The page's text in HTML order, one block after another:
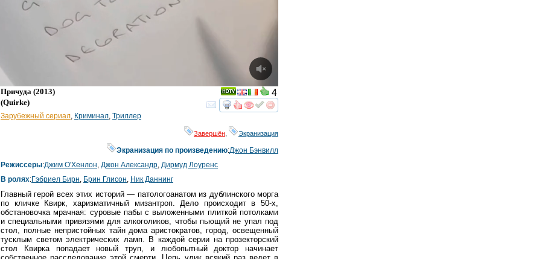
смотретьинтересует
4
Причуда (2013)
(Quirke)
Зарубежный сериал, Криминал, Триллер
Завершён Экранизация
Экранизация по произведению:Джон Бэнвилл
Режиссеры:Джим О'Хенлон, Джон Александр, Дирмуд Лоуренс
В ролях:Гэбриел Бирн, Брин Глисон, Ник Даннинг
Главный герой всех этих историй — патологоанатом из дублинского морга
по кличке Квирк, харизматичный мизантроп. Дело происходит в 50-х,
обстановочка мрачная: суровые пабы с выложенными плиткой потолками
и специальными привязями для алкоголиков, чтобы пьющий не упал под
стол, полные непристойных тайн дома аристократов, город, освещенный
тусклым светом электрических ламп. В каждой серии на прозекторский
стол Квирка попадает новый труп, и любопытный доктор начинает